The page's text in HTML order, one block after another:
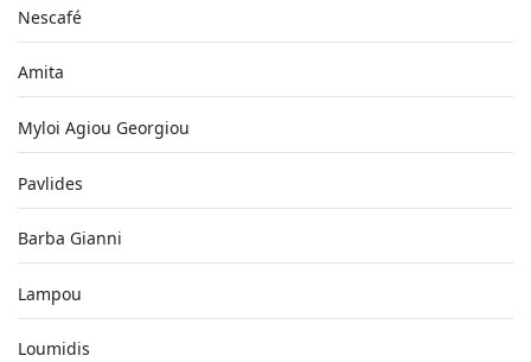
Nescafé
Amita
Myloi Agiou Georgiou
Pavlides
Barba Gianni
Lampou
Loumidis